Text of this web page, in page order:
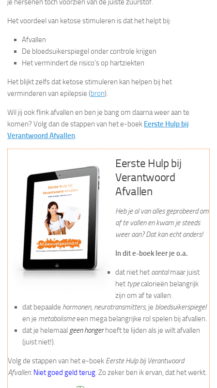
je hersenen toch voorzien van de juiste zuurstof.
Het voordeel van ketose stimuleren is dat het helpt bij:
Afvallen
De bloedsuikerspiegel onder controle krijgen
Het vermindert de risico’s op hartziekten
Het blijkt zelfs dat ketose stimuleren kan helpen bij het
verminderen van epilepsie (bron).
Wil jij ook flink afvallen en ben je bang om daarna weer aan te
komen? Volg dan de stappen van het e-boek Eerste Hulp bij
Verantwoord Afvallen.
Eerste Hulp bij
Verantwoord
Afvallen
Heb je al van alles geprobeerd om
af te vallen en kwam je steeds
weer aan? Dat kan echt anders!
In dit e-boek leer je o.a.
dat niet het aantalmaar juist
het typecalorieën belangrijk
zijn om af te vallen.
dat bepaalde hormonen, neurotransmitters, je bloedsuikerspiegel
en je metabolismeeen mega belangrijke rol spelen bij afvallen.
dat je helemaal geen hongerhoeft te lijden als je wilt afvallen
(juist niet!).
Volg de stappen van het e-boek Eerste Hulp bij Verantwoord
Afvallen. Niet goed geld terug. Zo zeker ben ik ervan, dat het werkt.